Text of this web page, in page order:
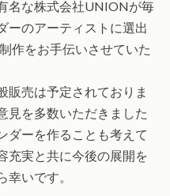
名な株式会社UNIONが毎
ーのアーティストに選出
作をお手伝いさせていた
販売は予定されておりま
見を多数いただきました
ダーを作ることも考えて
充実と共に今後の展開を
いです。